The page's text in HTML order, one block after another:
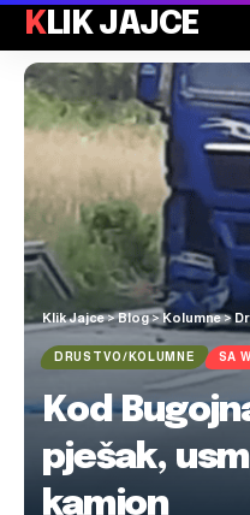
KLIK JAJCE
Klik Jajce>Blog>Kolumne>
DRUSTVO/KOLUMNE SA
Kod
pješak,
kamion